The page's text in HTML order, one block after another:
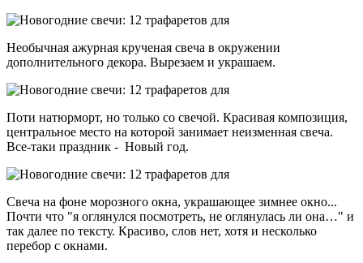
Необычная ажурная крученая свеча в окружении
дополнительного декора. Вырезаем и украшаем.
Поти натюрморт, но только со свечой. Красивая композиция,
центральное место на которой занимает неизменная свеча.
Все-таки праздник - Новый год.
Свеча на фоне морозного окна, украшающее зимнее окно...
Почти что "я оглянулся посмотреть, не оглянулась ли она…" и
так далее по тексту. Красиво, слов нет, хотя и несколько
перебор с окнами.